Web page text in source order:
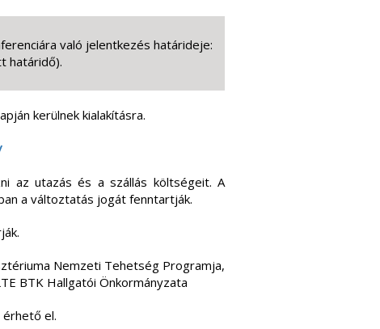
való jelentkezés határideje:
határidő).
kerülnek kialakításra.
az utazás és a szállás költségeit. A
a változtatás jogát fenntartják.
Nemzeti Tehetség Programja,
BTK Hallgatói Önkormányzata
érhető el.